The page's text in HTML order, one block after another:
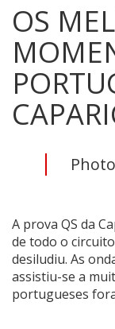
OS
A prova QS da
de todo o
desiludiu. As
assistiu-se a
portugueses